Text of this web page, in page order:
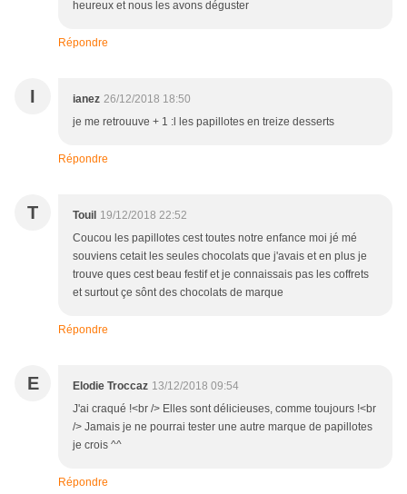
heureux et nous les avons déguster
Répondre
I ianez 26/12/2018 18:50
je me retrouuve + 1 :l les papillotes en treize desserts
Répondre
T Touil 19/12/2018 22:52
Coucou les papillotes cest toutes notre enfance moi jé mé
souviens cetait les seules chocolats que j'avais et en plus je
trouve ques cest beau festif et je connaissais pas les coffrets
et surtout çe sônt des chocolats de marque
Répondre
E Elodie Troccaz 13/12/2018 09:54
J'ai craqué !<br /> Elles sont délicieuses, comme toujours !<br
/> Jamais je ne pourrai tester une autre marque de papillotes
je crois ^^
Répondre